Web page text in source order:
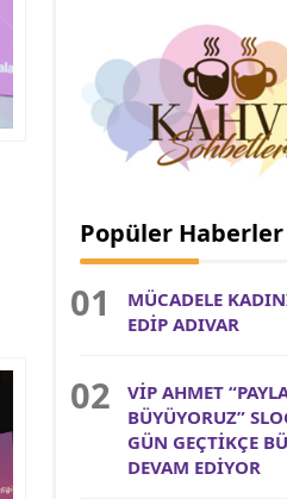
Popüler Haberler
MÜCADELE
EDİP ADIVAR
VİP AHMET
BÜYÜYORUZ”
GÜN GEÇTİKÇE
DEVAM EDİYOR